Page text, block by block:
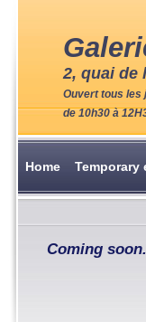
2, quai de
Ouvert tous les
de 10h30 à
Home Temporary
Coming